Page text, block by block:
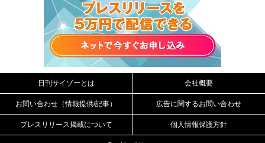
日刊サイゾーとは 会社概要
お問い合わせ（情報提供/記事） 広告に関するお問い合わせ
プレスリリース掲載について 個人情報保護方針